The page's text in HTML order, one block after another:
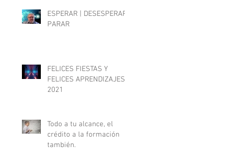
ESPERAR | DESESPERAR |
PARAR
FELICES FIESTAS Y
FELICES APRENDIZAJES
2021
Todo a tu alcance, el
crédito a la formación
también.